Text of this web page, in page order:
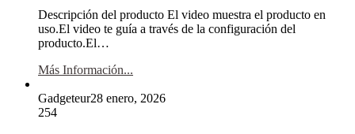
Descripción del producto El video muestra el producto en
uso.El video te guía a través de la configuración del
producto.El…
Más Información...
Gadgeteur28 enero, 2026
254